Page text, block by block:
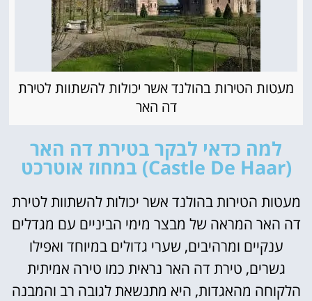
מעטות הטירות בהולנד אשר יכולות להשתוות לטירת
דה האר
למה כדאי לבקר בטירת דה האר
(Castle De Haar) במחוז אוטרכט
מעטות הטירות בהולנד אשר יכולות להשתוות לטירת
דה האר המראה של מבצר מימי הביניים עם מגדלים
ענקיים ומרהיבים, שערי גדולים במיוחד ואפילו
גשרים, טירת דה האר נראית כמו טירה אמיתית
הלקוחה מהאגדות, היא מתנשאת לגובה רב והמבנה